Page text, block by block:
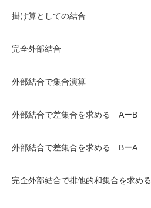
掛け算としての結合
完全外部結合
外部結合で集合演算
外部結合で差集合を求める AーB
外部結合で差集合を求める BーA
完全外部結合で排他的和集合を求める